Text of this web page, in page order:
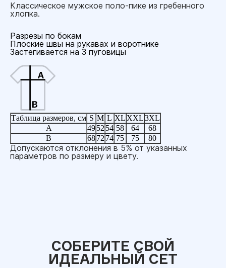
Классическое мужское поло-пике из гребенного
хлопка.
Разрезы по бокам
Плоские швы на рукавах и воротнике
Застегивается на 3 пуговицы
Таблица размеров, см S M L XL XXL3XL
A
4952 54 58 64
68
B
6872 74 75 75 80
Допускаются отклонения в 5% от указанных
параметров по размеру и цвету.
СОБЕРИТЕ СВОЙ
ИДЕАЛЬНЫЙ СЕТ